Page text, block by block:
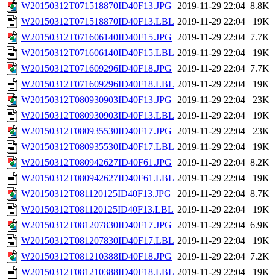
W20150312T071518870ID40F13.JPG 2019-11-29 22:04 8.8K
W20150312T071518870ID40F13.LBL 2019-11-29 22:04
19K
W20150312T071606140ID40F15.JPG 2019-11-29 22:04 7.7K
W20150312T071606140ID40F15.LBL 2019-11-29 22:04
19K
W20150312T071609296ID40F18.JPG 2019-11-29 22:04 7.7K
W20150312T071609296ID40F18.LBL 2019-11-29 22:04
19K
W20150312T080930903ID40F13.JPG 2019-11-29 22:04
23K
W20150312T080930903ID40F13.LBL 2019-11-29 22:04
19K
W20150312T080935530ID40F17.JPG 2019-11-29 22:04
23K
W20150312T080935530ID40F17.LBL 2019-11-29 22:04
19K
W20150312T080942627ID40F61.JPG 2019-11-29 22:04 8.2K
W20150312T080942627ID40F61.LBL 2019-11-29 22:04
19K
W20150312T081120125ID40F13.JPG
2019-11-29 22:04 8.7K
W20150312T081120125ID40F13.LBL 2019-11-29 22:04
19K
W20150312T081207830ID40F17.JPG 2019-11-29 22:04 6.9K
W20150312T081207830ID40F17.LBL 2019-11-29 22:04
19K
W20150312T081210388ID40F18.JPG 2019-11-29 22:04 7.2K
W20150312T081210388ID40F18.LBL 2019-11-29 22:04
19K